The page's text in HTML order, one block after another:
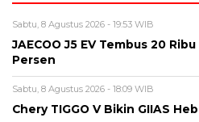
Sabtu, 8 Agustus 2026 - 19:53 WIB
JAECOO J5 EV Tembus 20
Persen
Sabtu, 8 Agustus 2026 - 18:09 WIB
Chery TIGGO V Bikin GIIAS